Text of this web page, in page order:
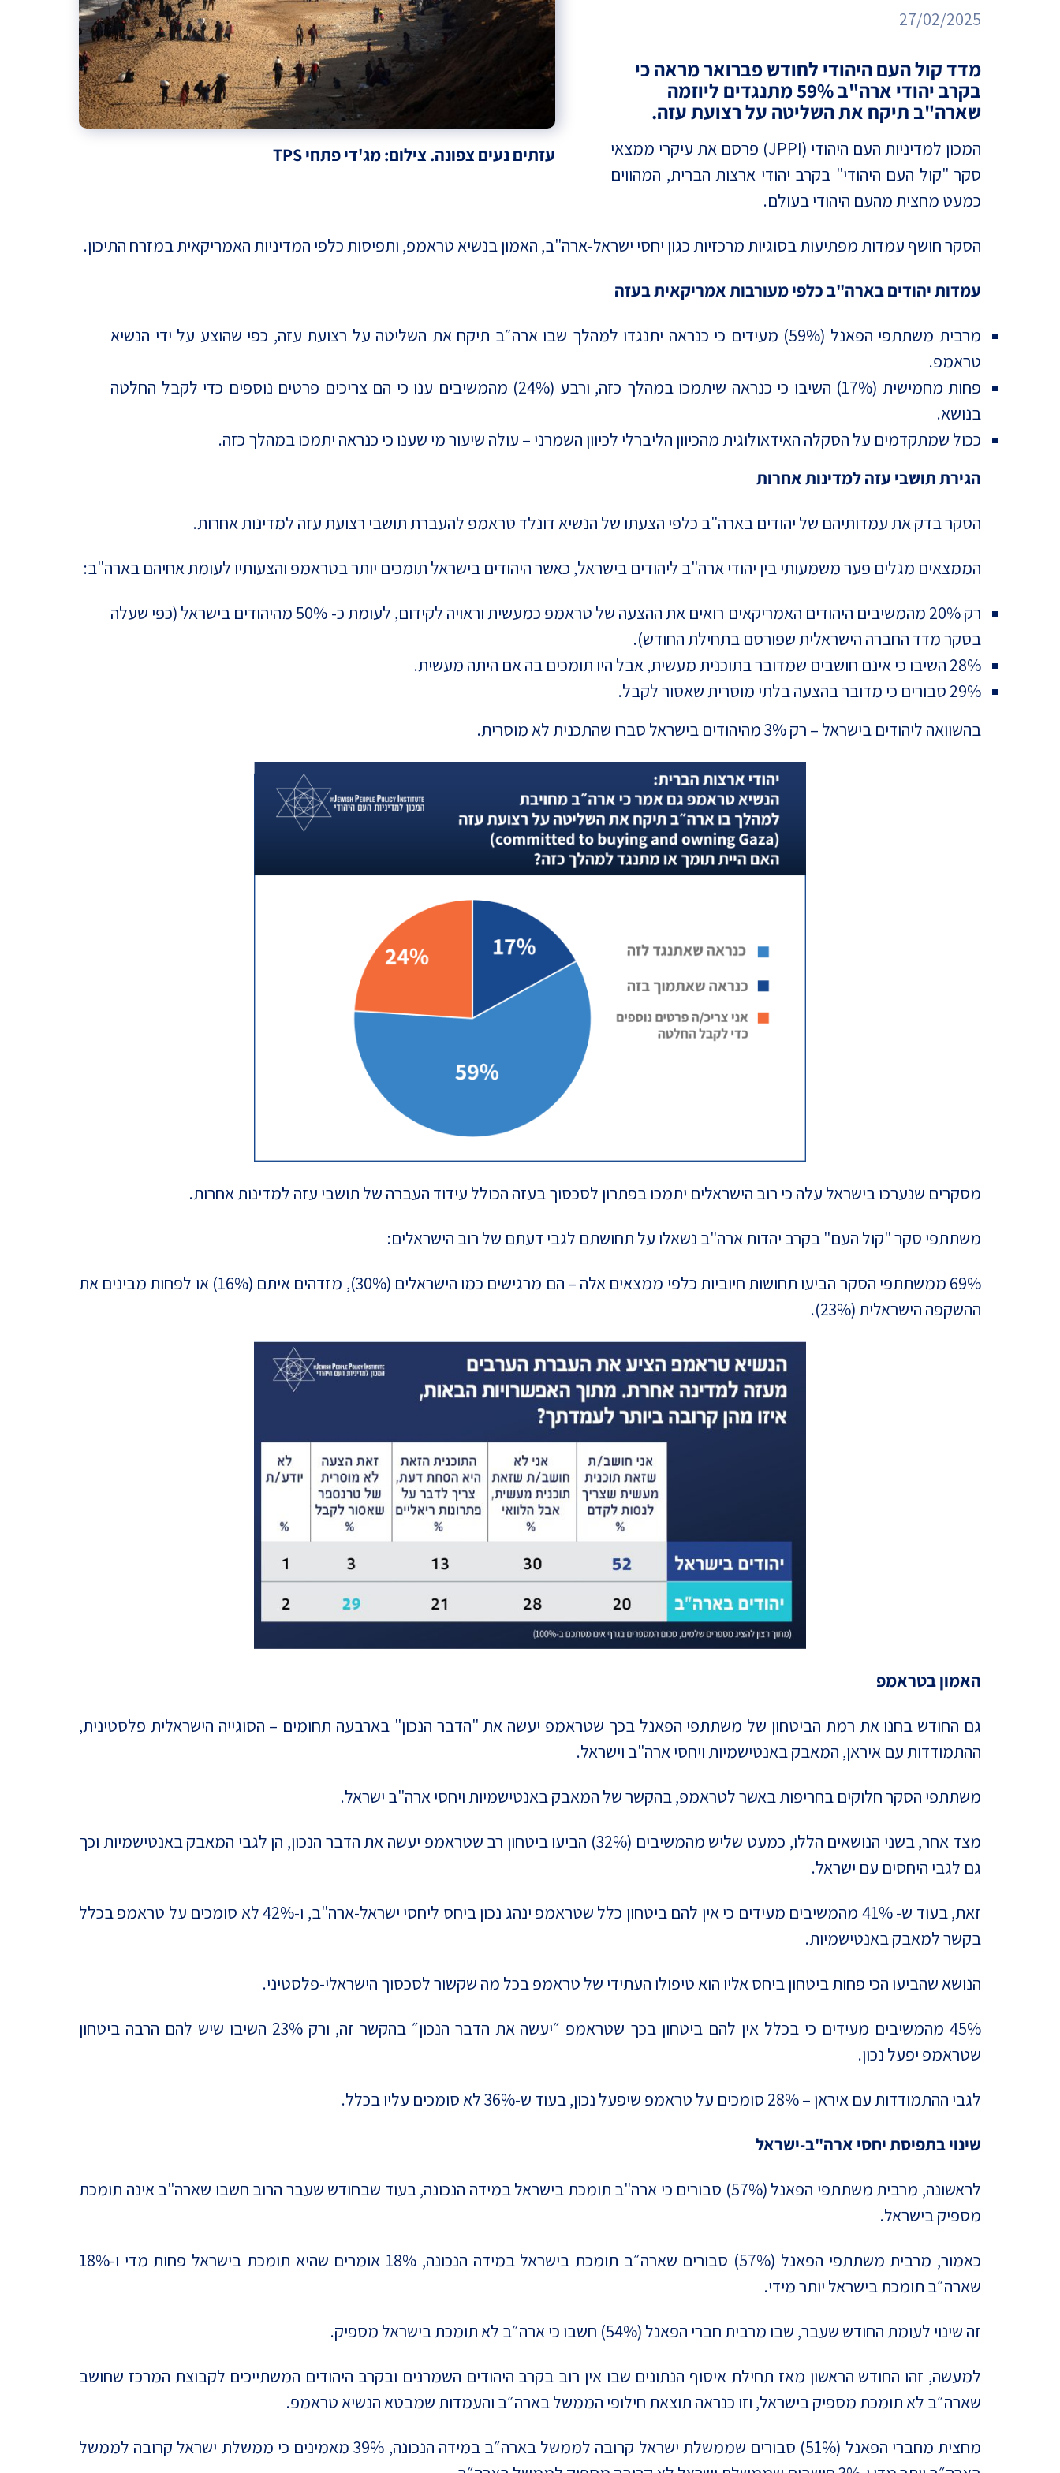
דמוקרטיה
דת ומדינה
חרדים
המזרח התיכון
יחסי ישראל-סין
עזתים נעים צפונה. צילום: מג'די פתחי TPS
27/02/2025
מדד קול העם היהודי לחודש פברואר מראה כי
בקרב יהודי ארה"ב 59% מתנגדים ליוזמה
שארה"ב תיקח את השליטה על רצועת עזה.
המכון למדיניות העם היהודי (JPPI) פרסם את עיקרי ממצאי
סקר "קול העם היהודי" בקרב יהודי ארצות הברית, המהווים
כמעט מחצית מהעם היהודי בעולם.
הסקר חושף עמדות מפתיעות בסוגיות מרכזיות כגון יחסי ישראל-ארה"ב, האמון בנשיא טראמפ, ותפיסות כלפי המדיניות האמריקאית במזרח התיכון.
עמדות יהודים בארה"ב כלפי מעורבות אמריקאית בעזה
מרבית משתתפי הפאנל (59%) מעידים כי כנראה יתנגדו למהלך שבו ארה״ב תיקח את השליטה על רצועת עזה, כפי שהוצע על ידי הנשיא
טראמפ.
פחות מחמישית (17%) השיבו כי כנראה שיתמכו במהלך כזה, ורבע (24%) מהמשיבים ענו כי הם צריכים פרטים נוספים כדי לקבל החלטה
בנושא.
ככול שמתקדמים על הסקלה האידאולוגית מהכיוון הליברלי לכיוון השמרני – עולה שיעור מי שענו כי כנראה יתמכו במהלך כזה.
הגירת תושבי עזה למדינות אחרות
הסקר בדק את עמדותיהם של יהודים בארה"ב כלפי הצעתו של הנשיא דונלד טראמפ להעברת תושבי רצועת עזה למדינות אחרות.
הממצאים מגלים פער משמעותי בין יהודי ארה"ב ליהודים בישראל, כאשר היהודים בישראל תומכים יותר בטראמפ והצעותיו לעומת אחיהם בארה"ב:
רק 20% מהמשיבים היהודים האמריקאים רואים את ההצעה של טראמפ כמעשית וראויה לקידום, לעומת כ- 50% מהיהודים בישראל (כפי שעלה
בסקר מדד החברה הישראלית שפורסם בתחילת החודש).
28% השיבו כי אינם חושבים שמדובר בתוכנית מעשית, אבל היו תומכים בה אם היתה מעשית.
29% סבורים כי מדובר בהצעה בלתי מוסרית שאסור לקבל.
בהשוואה ליהודים בישראל – רק 3% מהיהודים בישראל סברו שהתכנית לא מוסרית.
מסקרים שנערכו בישראל עלה כי רוב הישראלים יתמכו בפתרון לסכסוך בעזה הכולל עידוד העברה של תושבי עזה למדינות אחרות.
משתתפי סקר "קול העם" בקרב יהדות ארה"ב נשאלו על תחושתם לגבי דעתם של רוב הישראלים:
69% ממשתתפי הסקר הביעו תחושות חיוביות כלפי ממצאים אלה – הם מרגישים כמו הישראלים (30%), מזדהים איתם (16%) או לפחות מבינים את
ההשקפה הישראלית (23%).
האמון בטראמפ
גם החודש בחנו את רמת הביטחון של משתתפי הפאנל בכך שטראמפ יעשה את "הדבר הנכון" בארבעה תחומים – הסוגייה הישראלית פלסטינית,
ההתמודדות עם איראן, המאבק באנטישמיות ויחסי ארה"ב וישראל.
משתתפי הסקר חלוקים בחריפות באשר לטראמפ, בהקשר של המאבק באנטישמיות ויחסי ארה"ב ישראל.
מצד אחר, בשני הנושאים הללו, כמעט שליש מהמשיבים (32%) הביעו ביטחון רב שטראמפ יעשה את הדבר הנכון, הן לגבי המאבק באנטישמיות וכך
גם לגבי היחסים עם ישראל.
זאת, בעוד ש- 41% מהמשיבים מעידים כי אין להם ביטחון כלל שטראמפ ינהג נכון ביחס ליחסי ישראל-ארה"ב, ו-42% לא סומכים על טראמפ בכלל
בקשר למאבק באנטישמיות.
הנושא שהביעו הכי פחות ביטחון ביחס אליו הוא טיפולו העתידי של טראמפ בכל מה שקשור לסכסוך הישראלי-פלסטיני.
45% מהמשיבים מעידים כי בכלל אין להם ביטחון בכך שטראמפ ״יעשה את הדבר הנכון״ בהקשר זה, ורק 23% השיבו שיש להם הרבה ביטחון
שטראמפ יפעל נכון.
לגבי ההתמודדות עם איראן – 28% סומכים על טראמפ שיפעל נכון, בעוד ש-36% לא סומכים עליו בכלל.
שינוי בתפיסת יחסי ארה"ב-ישראל
לראשונה, מרבית משתתפי הפאנל (57%) סבורים כי ארה"ב תומכת בישראל במידה הנכונה, בעוד שבחודש שעבר הרוב חשבו שארה"ב אינה תומכת
מספיק בישראל.
כאמור, מרבית משתתפי הפאנל (57%) סבורים שארה״ב תומכת בישראל במידה הנכונה, 18% אומרים שהיא תומכת בישראל פחות מדי ו-18%
שארה״ב תומכת בישראל יותר מידי.
זה שינוי לעומת החודש שעבר, שבו מרבית חברי הפאנל (54%) חשבו כי ארה״ב לא תומכת בישראל מספיק.
למעשה, זהו החודש הראשון מאז תחילת איסוף הנתונים שבו אין רוב בקרב היהודים השמרנים ובקרב היהודים המשתייכים לקבוצת המרכז שחושב
שארה״ב לא תומכת מספיק בישראל, וזו כנראה תוצאת חילופי הממשל בארה״ב והעמדות שמבטא הנשיא טראמפ.
מחצית מחברי הפאנל (51%) סבורים שממשלת ישראל קרובה לממשל בארה״ב במידה הנכונה, 39% מאמינים כי ממשלת ישראל קרובה לממשל